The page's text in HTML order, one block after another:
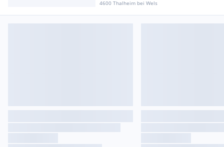
4600 Thalheim bei Wels